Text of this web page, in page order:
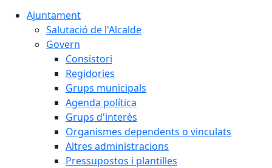
Ajuntament
Salutació de l'Alcalde
Govern
Consistori
Regidories
Grups municipals
Agenda política
Grups d'interès
Organismes dependents o vinculats
Altres administracions
Pressupostos i plantilles